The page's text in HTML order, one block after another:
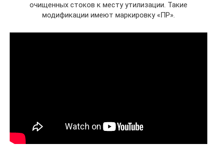
очищенных стоков к месту утилизации. Такие
модификации имеют маркировку «ПР».